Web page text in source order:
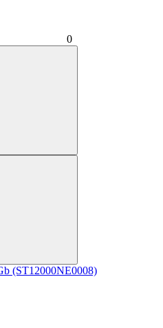
0
(ST12000NE0008)